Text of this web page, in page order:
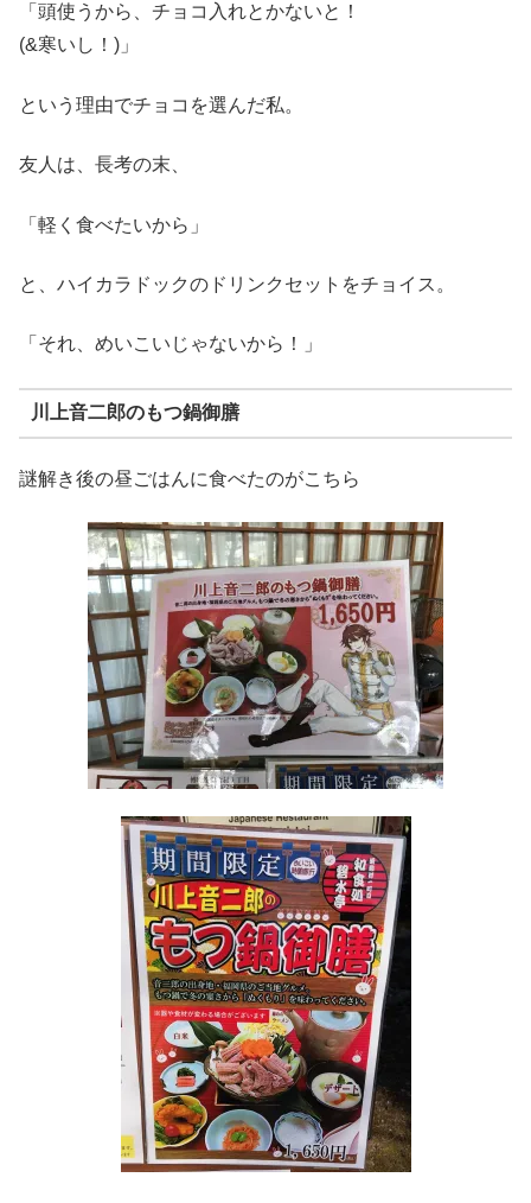
「頭使うから、チョコ入れとかないと！
(&寒いし！)」
という理由でチョコを選んだ私。
友人は、長考の末、
「軽く食べたいから」
と、ハイカラドックのドリンクセットをチョイス。
「それ、めいこいじゃないから！」
川上音二郎のもつ鍋御膳
謎解き後の昼ごはんに食べたのがこちら